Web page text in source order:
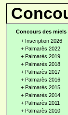
Concours des miels
+ Inscription 2026
+ Palmarès 2022
+ Palmarès 2019
+ Palmarès 2018
+ Palmarès 2017
+ Palmarès 2016
+ Palmarès 2015
+ Palmarès 2014
+ Palmarès 2011
+ Palmarès 2010